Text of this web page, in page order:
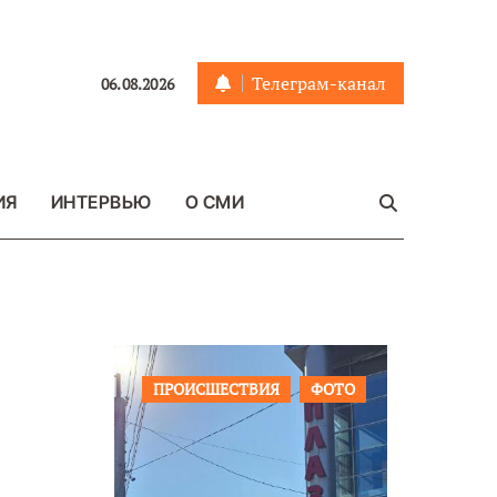
06.08.2026 Телеграм-канал
ИНТЕРВЬЮ О СМИ
ПРОИСШЕСТВИЯ ФОТО